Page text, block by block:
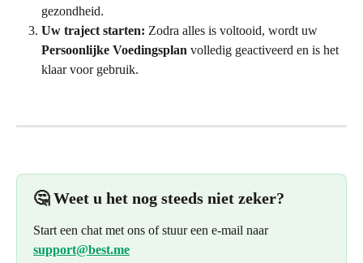
gezondheid.
Uw traject starten: Zodra alles is voltooid, wordt uw
Persoonlijke Voedingsplan volledig geactiveerd en is het
klaar voor gebruik.
🤔 Weet u het nog steeds niet zeker?
Start een chat met ons of stuur een e-mail naar
support@best.me